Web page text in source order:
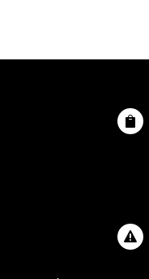

